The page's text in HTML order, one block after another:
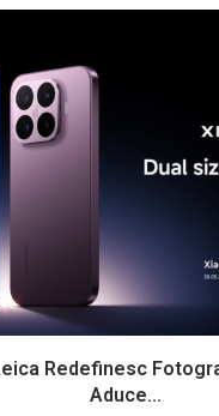
Redefinesc
Aduce...